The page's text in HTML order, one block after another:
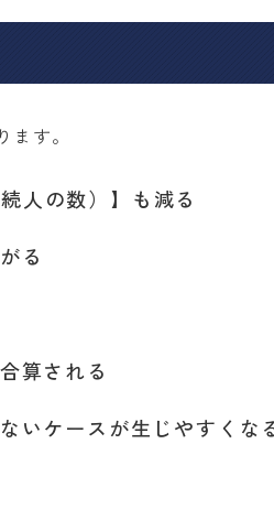
す。
人の数）】も減る
る
算される
いケースが生じやすくな